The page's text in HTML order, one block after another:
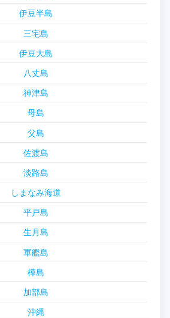
伊豆半島
三宅島
伊豆大島
八丈島
神津島
母島
父島
佐渡島
淡路島
しまなみ海道
平戸島
生月島
軍艦島
樺島
加部島
沖縄